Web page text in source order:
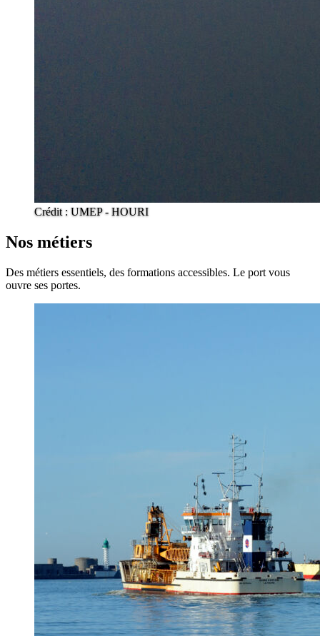
Crédit : UMEP - HOURI
Nos métiers
Des métiers essentiels, des formations accessibles. Le port vous
ouvre ses portes.